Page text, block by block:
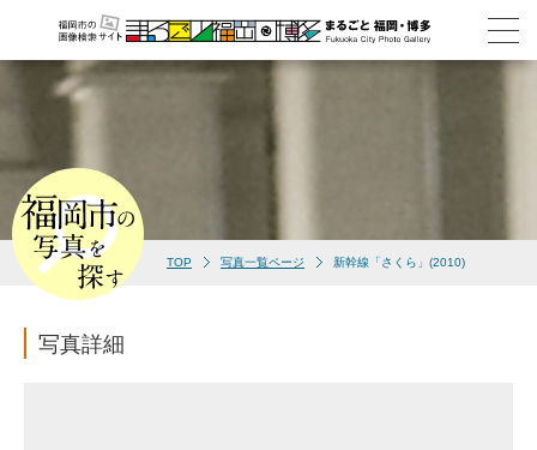
TOP 写真一覧ページ 新幹線「さくら」(2010)
写真詳細